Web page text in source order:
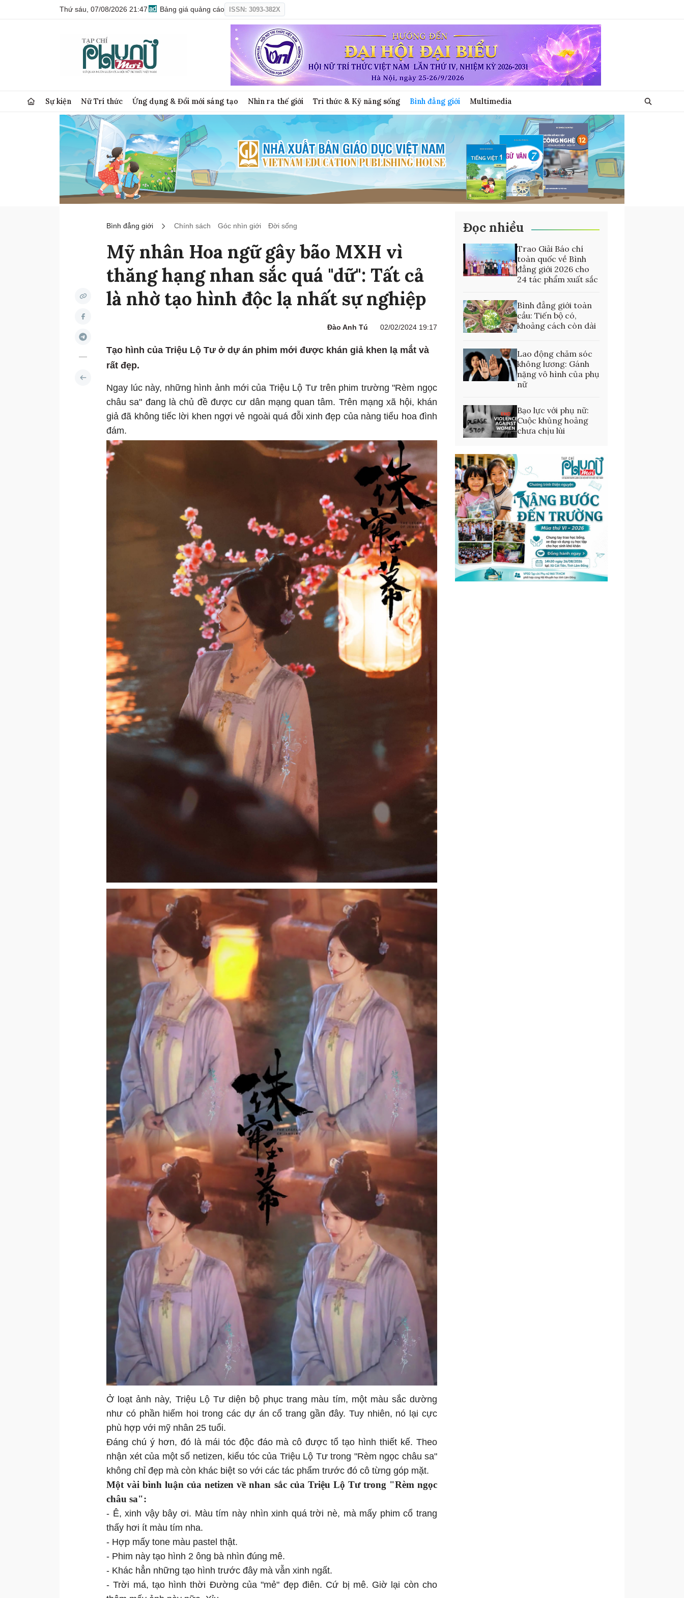
Thứ sáu, 07/08/2026 21:47 Bảng giá quảng cáo ISSN: 3093-382X
Sự kiện Nữ Trí thức Ứng dụng & Đổi mới sáng tạo Nhìn ra thế giới Tri thức & Kỹ năng sống Bình đẳng giới Multimedia
Bình đẳng giới Chính sách Góc nhìn giới Đời sống
Mỹ nhân Hoa ngữ gây bão MXH vì
thăng hạng nhan sắc quá "dữ": Tất cả
là nhờ tạo hình độc lạ nhất sự nghiệp
Đào Anh Tú 02/02/2024 19:17
Tạo hình của Triệu Lộ Tư ở dự án phim mới được khán giả khen lạ mắt và
rất đẹp.
Ngay lúc này, những hình ảnh mới của Triệu Lộ Tư trên phim trường "Rèm ngọc
châu sa" đang là chủ đề được cư dân mạng quan tâm. Trên mạng xã hội, khán
giả đã không tiếc lời khen ngợi vẻ ngoài quá đỗi xinh đẹp của nàng tiểu hoa đình
đám.
Ở loạt ảnh này, Triệu Lộ Tư diện bộ phục trang màu tím, một màu sắc dường
như có phần hiếm hoi trong các dự án cổ trang gần đây. Tuy nhiên, nó lại cực
phù hợp với mỹ nhân 25 tuổi.
Đáng chú ý hơn, đó là mái tóc độc đáo mà cô được tổ tạo hình thiết kế. Theo
nhận xét của một số netizen, kiểu tóc của Triệu Lộ Tư trong "Rèm ngọc châu sa"
không chỉ đẹp mà còn khác biệt so với các tác phẩm trước đó cô từng góp mặt.
Một vài bình luận của netizen về nhan sắc của Triệu Lộ Tư trong "Rèm ngọc
châu sa":
- Ê, xinh vậy bây ơi. Màu tím này nhìn xinh quá trời nè, mà mấy phim cổ trang
thấy hơi ít màu tím nha.
- Hợp mấy tone màu pastel thật.
- Phim này tạo hình 2 ông bà nhìn đúng mê.
- Khác hẳn những tạo hình trước đây mà vẫn xinh ngất.
- Trời má, tạo hình thời Đường của "mẻ" đẹp điên. Cứ bị mê. Giờ lại còn cho
Đọc nhiều
Trao Giải Báo chí
toàn quốc về Bình
đẳng giới 2026 cho
24 tác phẩm xuất sắc
Bình đẳng giới toàn
cầu: Tiến bộ có,
khoảng cách còn dài
Lao động chăm sóc
không lương: Gánh
nặng vô hình của phụ
nữ
Bạo lực với phụ nữ:
Cuộc khủng hoảng
chưa chịu lùi